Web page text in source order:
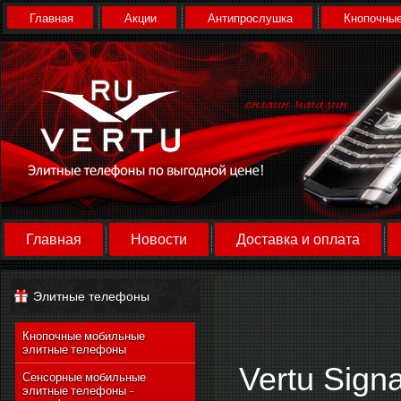
Главная Акции Антипрослушка
Главная Новости Доставка и оплата
Элитные телефоны
Кнопочные мобильные
элитные телефоны
Сенсорные мобильные
элитные телефоны -
Vertu